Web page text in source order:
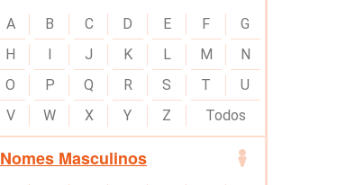
A B C D E F
G
H
I J K L M
N
O
P Q R S T
U
V
W X Y Z Todos
Nomes Masculinos